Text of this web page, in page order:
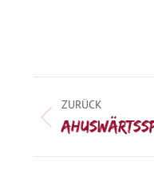
ZURÜCK
Vorheriger